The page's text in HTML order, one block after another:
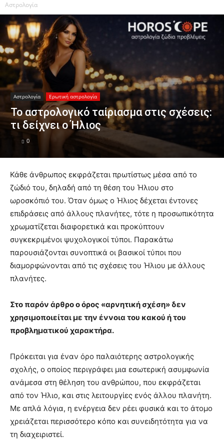
Αστρολογία
Αστρολογία Ερωτική αστρολογία
Το αστρολογικό ταίριασμα στις σχέσεις:
τι δείχνει ο Ήλιος
0
Κάθε άνθρωπος εκφράζεται πρωτίστως μέσα από το
ζώδιό του, δηλαδή από τη θέση του Ήλιου στο
ωροσκόπιό του. Όταν όμως ο Ήλιος δέχεται έντονες
επιδράσεις από άλλους πλανήτες, τότε η προσωπικότητα
χρωματίζεται διαφορετικά και προκύπτουν
συγκεκριμένοι ψυχολογικοί τύποι. Παρακάτω
παρουσιάζονται συνοπτικά οι βασικοί τύποι που
διαμορφώνονται από τις σχέσεις του Ήλιου με άλλους
πλανήτες.
Στο παρόν άρθρο ο όρος «αρνητική σχέση» δεν
χρησιμοποιείται με την έννοια του κακού ή του
προβληματικού χαρακτήρα.
Πρόκειται για έναν όρο παλαιότερης αστρολογικής
σχολής, ο οποίος περιγράφει μια εσωτερική ασυμφωνία
ανάμεσα στη θέληση του ανθρώπου, που εκφράζεται
από τον Ήλιο, και στις λειτουργίες ενός άλλου πλανήτη.
Με απλά λόγια, η ενέργεια δεν ρέει φυσικά και το άτομο
χρειάζεται περισσότερο κόπο και συνειδητότητα για να
τη διαχειριστεί.